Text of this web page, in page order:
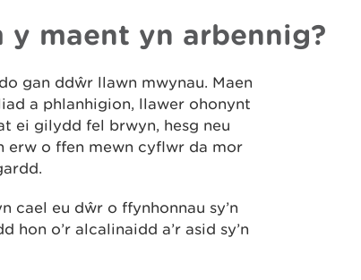
y maent yn arbennig?
gan ddŵr llawn mwynau. Maen
a phlanhigion, llawer ohonynt
ei gilydd fel brwyn, hesg neu
erw o ffen mewn cyflwr da mor
cael eu dŵr o ffynhonnau sy’n
hon o’r alcalinaidd a’r asid sy’n